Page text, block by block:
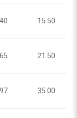
15.50
21.50
35.00